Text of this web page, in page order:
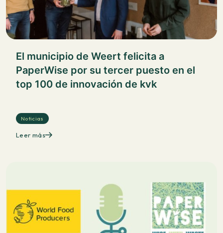
El municipio de Weert felicita a
PaperWise por su tercer puesto en el
top 100 de innovación de kvk
Noticias
Leer más